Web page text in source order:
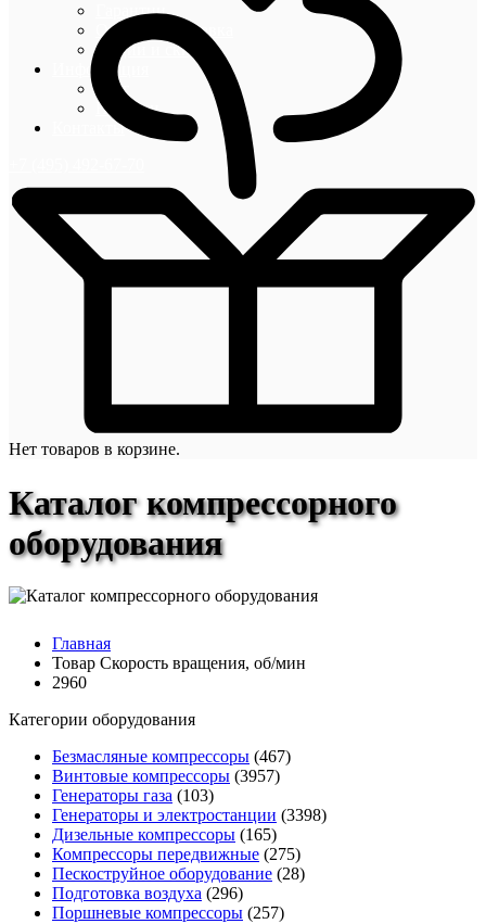
Гарантии
Оплата и доставка
Акции и скидки
Информация
Блог
Новости
Контакты
Нет товаров в корзине.
Каталог компрессорного
оборудования
Главная
Товар Скорость вращения, об/мин
2960
Категории оборудования
Безмасляные компрессоры (467)
Винтовые компрессоры (3957)
Генераторы газа (103)
Генераторы и электростанции (3398)
Дизельные компрессоры (165)
Компрессоры передвижные (275)
Пескоструйное оборудование (28)
Подготовка воздуха (296)
Поршневые компрессоры (257)